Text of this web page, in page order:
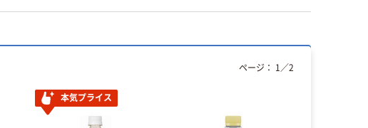
本気プライス
ページ： 1 ／2